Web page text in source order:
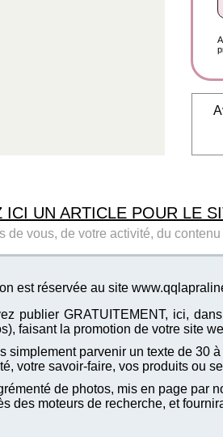
ICI UN ARTICLE POUR LE
de vous, de votre activité, du
est réservée au site
publier GRATUITEMENT, ici,
faisant la promotion de votre site
simplement parvenir un texte de 30
votre savoir-faire, vos produits ou
de photos, mis en page par
des moteurs de recherche, et